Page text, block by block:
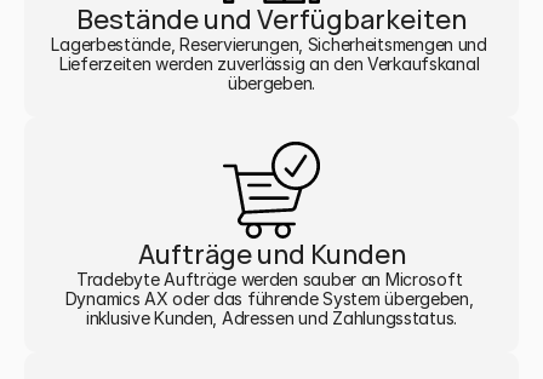
Bestände und Verfügbarkeiten
Lagerbestände, Reservierungen, Sicherheitsmengen und
Lieferzeiten werden zuverlässig an den Verkaufskanal
übergeben.
Aufträge und Kunden
Tradebyte Aufträge werden sauber an Microsoft
Dynamics AX oder das führende System übergeben,
inklusive Kunden, Adressen und Zahlungsstatus.